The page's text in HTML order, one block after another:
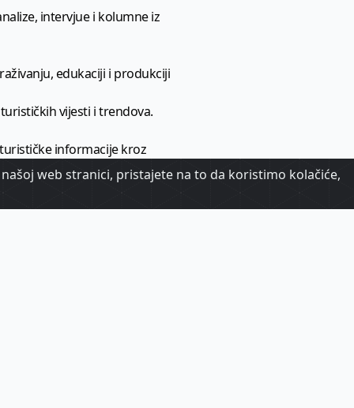
intervjue i kolumne iz
edukaciji i produkciji
vijesti i trendova.
informacije kroz
web stranici, pristajete na to da koristimo kolačiće,